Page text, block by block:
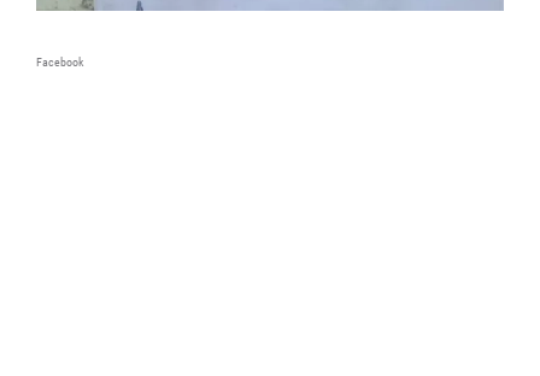
Facebook